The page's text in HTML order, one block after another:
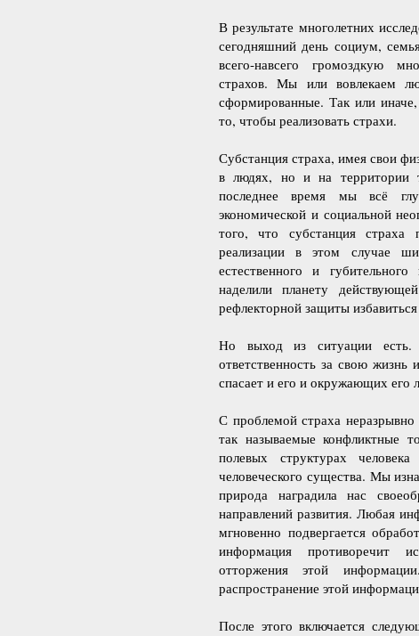
В результате многолетних
сегодняшний день социум,
всего-навсего громоздкую
страхов. Мы или вовлекаем
сформированные. Так или
то, чтобы реализовать страхи.
Субстанция страха, имея свои
в людях, но и на территории
последнее время мы всё
экономической и социальной
того, что субстанция страха
реализации в этом случае
естественного и
наделили планету
рефлекторной защиты
Но выход из ситуации
ответственность за свою
спасает и его и окружающих его
С проблемой страха неразрывно
так называемые конфликтные
полевых структурах
человеческого существа. Мы
природа наградила нас
направлений развития. Любая
мгновенно подвергается
информация противоречит
отторжения этой
распространение этой
После этого включается